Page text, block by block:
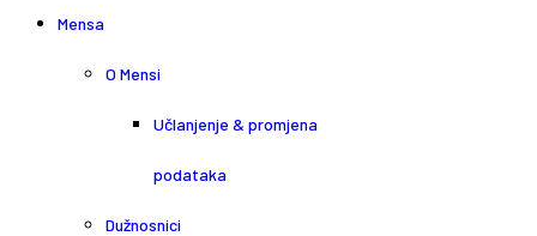
Mensa
O Mensi
Učlanjenje & promjena
podataka
Dužnosnici